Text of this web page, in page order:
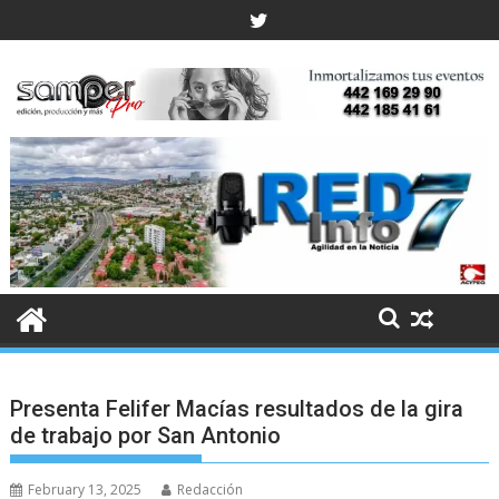
to
Presenta Felifer Macías resultados de la gira
de trabajo por San Antonio
February 13, 2025 Redacción